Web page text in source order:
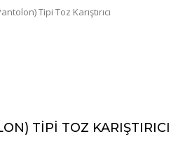
Tipi Toz Karıştırıcı
TIPI TOZ KARIŞTIRICI